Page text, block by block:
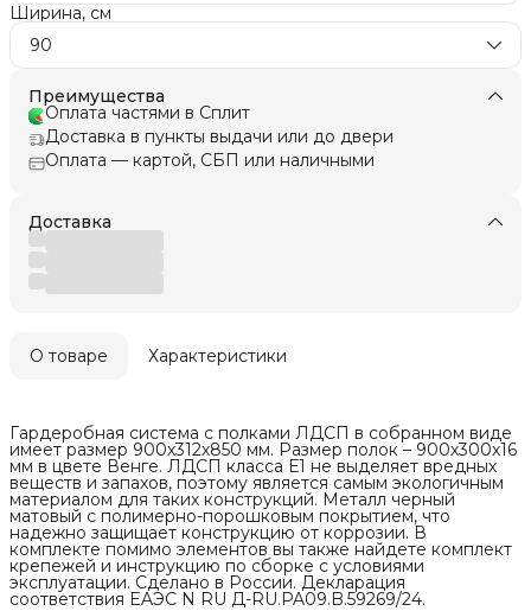
Ширина, см
90
Преимущества
Оплата частями в Сплит
Доставка в пункты выдачи или до двери
Оплата — картой, СБП или наличными
Доставка
О товаре Характеристики
Гардеробная система с полками ЛДСП в собранном виде
имеет размер 900х312х850 мм. Размер полок – 900х300х16
мм в цвете Венге. ЛДСП класса Е1 не выделяет вредных
веществ и запахов, поэтому является самым экологичным
материалом для таких конструкций. Металл черный
матовый с полимерно-порошковым покрытием, что
надежно защищает конструкцию от коррозии. В
комплекте помимо элементов вы также найдете комплект
крепежей и инструкцию по сборке с условиями
эксплуатации. Сделано в России. Декларация
соответствия EAЭC N RU Д-RU.PA09.B.59269/24.